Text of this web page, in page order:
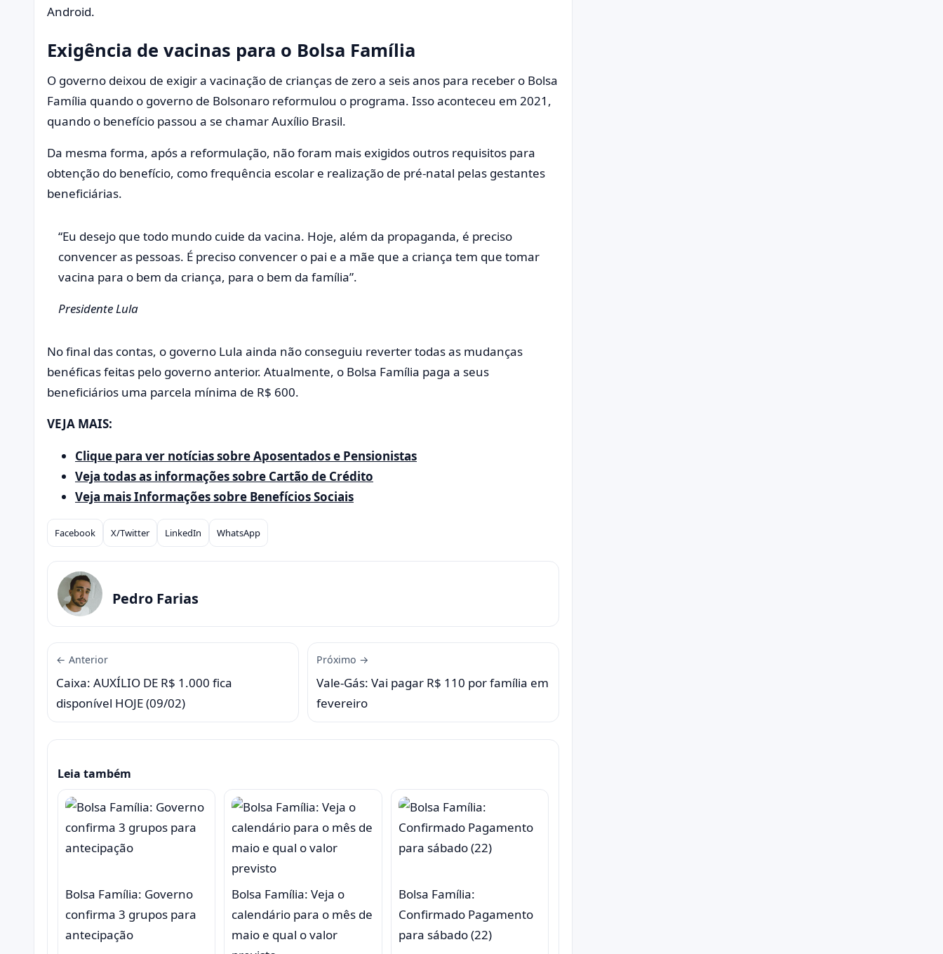
Android.
Exigência de vacinas para o Bolsa Família
O governo deixou de exigir a vacinação de crianças de zero a seis anos para receber o Bolsa
Família quando o governo de Bolsonaro reformulou o programa. Isso aconteceu em 2021,
quando o benefício passou a se chamar Auxílio Brasil.
Da mesma forma, após a reformulação, não foram mais exigidos outros requisitos para
obtenção do benefício, como frequência escolar e realização de pré-natal pelas gestantes
beneficiárias.
“Eu desejo que todo mundo cuide da vacina. Hoje, além da propaganda, é preciso
convencer as pessoas. É preciso convencer o pai e a mãe que a criança tem que tomar
vacina para o bem da criança, para o bem da família”.
Presidente Lula
No final das contas, o governo Lula ainda não conseguiu reverter todas as mudanças
benéficas feitas pelo governo anterior. Atualmente, o Bolsa Família paga a seus
beneficiários uma parcela mínima de R$ 600.
VEJA MAIS:
Clique para ver notícias sobre Aposentados e Pensionistas
Veja todas as informações sobre Cartão de Crédito
Veja mais Informações sobre Benefícios Sociais
Compartilhar
Facebook X/Twitter LinkedIn WhatsApp
Pedro Farias
← Anterior
Caixa: AUXÍLIO DE R$ 1.000 fica
disponível HOJE (09/02)
Próximo →
Vale-Gás: Vai pagar R$ 110 por família em
fevereiro
Leia também
Bolsa Família: Governo
confirma 3 grupos para
antecipação
Bolsa Família: Veja o
calendário para o mês de
maio e qual o valor
Bolsa Família:
Confirmado Pagamento
para sábado (22)